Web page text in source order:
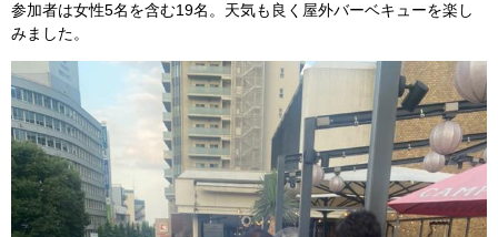
参加者は女性5名を含む19名。天気も良く屋外バーベキューを楽し
みました。